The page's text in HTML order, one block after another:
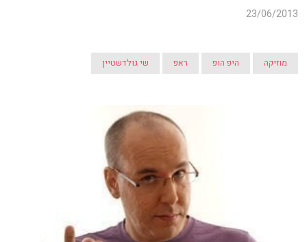
23/06/2013
מוזיקה היפ הופ ראפ שי גולדשטיין